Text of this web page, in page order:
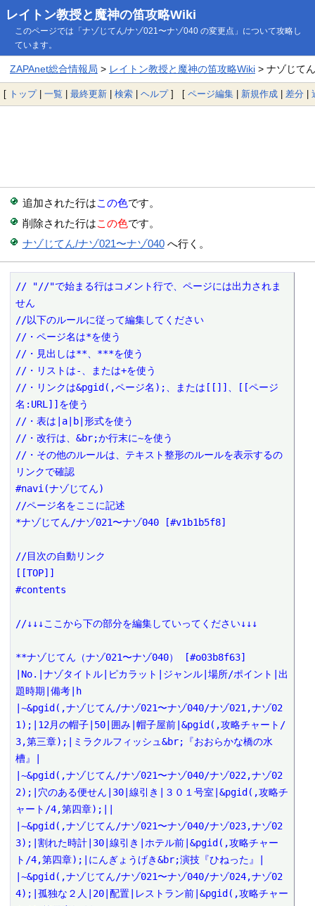
レイトン教授と魔神の笛攻略Wiki
このページでは「ナゾじてん/ナゾ021〜ナゾ040 の変更点」について攻略し
ています。
ZAPAnet総合情報局 > レイトン教授と魔神の笛攻略Wiki> ナゾじて
[ トップ| 一覧 | 最終更新 | 検索 | ヘルプ] [ ページ編集 | 新規作成 | 差分 |
追加された行はこの色です。
削除された行はこの色です。
ナゾじてん/ナゾ021〜ナゾ040へ行く。
// "//"で始まる行はコメント行で、ページには出力されま
せん
//以下のルールに従って編集してください
//・ページ名は*を使う
//・見出しは**、***を使う
//・リストは-、または+を使う
//・リンクは&pgid(,ページ名);、または[[]]、[[ページ
名:URL]]を使う
//・表は|a|b|形式を使う
//・改行は、&br;か行末に~を使う
//・その他のルールは、テキスト整形のルールを表示するの
リンクで確認
#navi(ナゾじてん)
//ページ名をここに記述
*ナゾじてん/ナゾ021〜ナゾ040 [#v1b1b5f8]
//目次の自動リンク
[[TOP]]
#contents
//↓↓↓ここから下の部分を編集していってください↓↓↓
**ナゾじてん（ナゾ021〜ナゾ040） [#o03b8f63]
|No.|ナゾタイトル|ピカラット|ジャンル|場所/ポイント|出
題時期|備考|h
|~&pgid(,ナゾじてん/ナゾ021〜ナゾ040/ナゾ021,ナゾ02
1);|12月の帽子|50|囲み|帽子屋前|&pgid(,攻略チャート/
3,第三章);|ミラクルフィッシュ&br;『おおらかな橋の水
槽』|
|~&pgid(,ナゾじてん/ナゾ021〜ナゾ040/ナゾ022,ナゾ02
2);|穴のある便せん|30|線引き|３０１号室|&pgid(,攻略チ
ャート/4,第四章);||
|~&pgid(,ナゾじてん/ナゾ021〜ナゾ040/ナゾ023,ナゾ02
3);|割れた時計|30|線引き|ホテル前|&pgid(,攻略チャー
ト/4,第四章);|にんぎょうげき&br;演技『ひねった』|
|~&pgid(,ナゾじてん/ナゾ021〜ナゾ040/ナゾ024,ナゾ02
4);|孤独な２人|20|配置|レストラン前|&pgid(,攻略チャー